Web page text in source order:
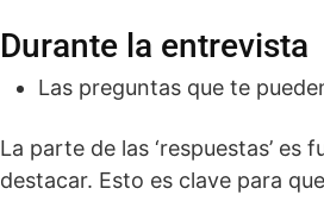
Durante la entrevista
Las preguntas que te
La parte de las ‘respuestas’
destacar. Esto es clave para